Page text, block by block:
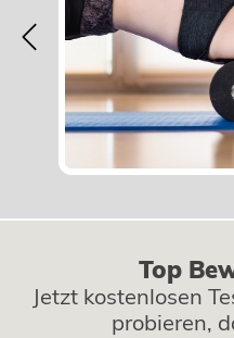
Previous
Top
Jetzt kostenlosen
probieren,